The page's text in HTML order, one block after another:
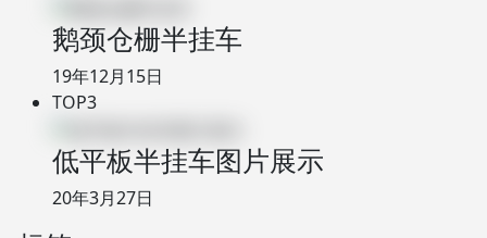
鹅颈仓栅半挂车
19年12月15日
TOP3
低平板半挂车图片展示
20年3月27日